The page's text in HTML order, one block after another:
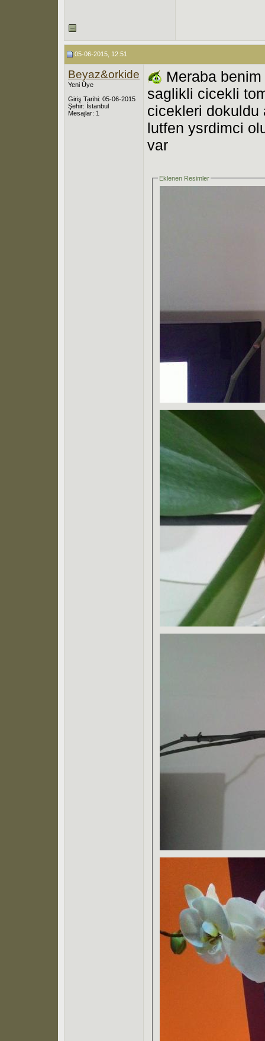
05-06-2015, 12:51
Beyaz&orkide
Yeni Üye
Giriş Tarihi: 05-06-2015
Şehir: İstanbul
Mesajlar: 1
Meraba
saglikli cicekli
cicekleri dokuldu
lutfen ysrdimci
var
Eklenen Resimler